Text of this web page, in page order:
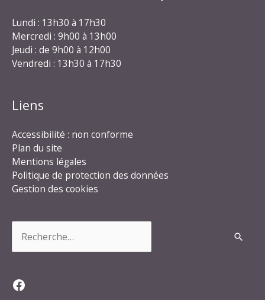
Lundi : 13h30 à 17h30
Mercredi : 9h00 à 13h00
Jeudi : de 9h00 à 12h00
Vendredi : 13h30 à 17h30
Liens
Accessibilité : non conforme
Plan du site
Mentions légales
Politique de protection des données
Gestion des cookies
Facebook